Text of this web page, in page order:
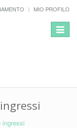
MIO PROFILO
Toggle
ingressi